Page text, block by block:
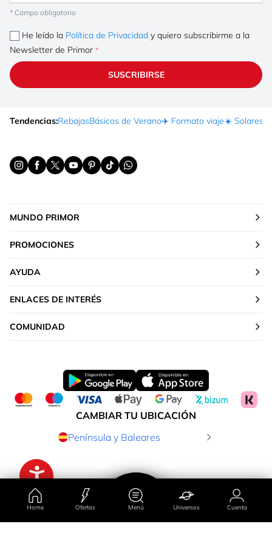
Home Ofertas Menú Universos Cuenta
* Campo obligatorio
He leído la Política de Privacidad y quiero subscribirme a la
Newsletter de Primor
SUSCRIBIRSE
Tendencias:RebajasBásicos de Verano✈️ Formato viaje☀️ Solares
MUNDO PRIMOR
PROMOCIONES
AYUDA
ENLACES DE INTERÉS
COMUNIDAD
CAMBIAR TU UBICACIÓN
Península y Baleares